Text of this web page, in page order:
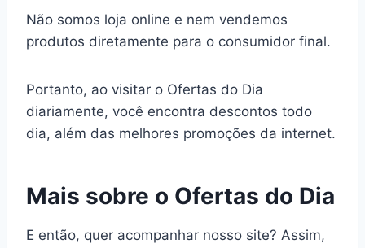
Não somos loja online e nem vendemos
produtos diretamente para o consumidor final.
Portanto, ao visitar o Ofertas do Dia
diariamente, você encontra descontos todo
dia, além das melhores promoções da internet.
Mais sobre o Ofertas do Dia
E então, quer acompanhar nosso site? Assim,